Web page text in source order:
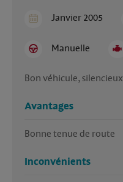
Janvier 2005
Manuelle
Bon véhicule, silencieux
Avantages
Inconvénients